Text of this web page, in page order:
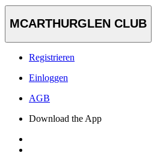
MCARTHURGLEN CLUB
Registrieren
Einloggen
AGB
Download the App